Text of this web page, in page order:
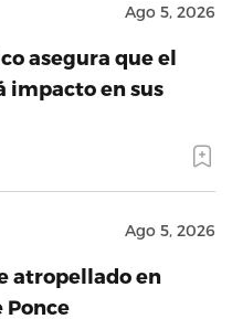
Ago 5, 2026
asegura que el
impacto en sus
Ago 5, 2026
atropellado en
Ponce